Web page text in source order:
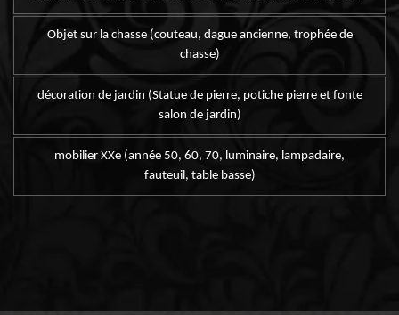
Objet sur la chasse (couteau, dague ancienne, trophée de
chasse)
décoration de jardin (Statue de pierre, potiche pierre et fonte
salon de jardin)
mobilier XXe (année 50, 60, 70, luminaire, lampadaire,
fauteuil, table basse)